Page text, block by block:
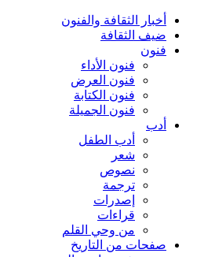
أخبار الثقافة والفنون
ضيف الثقافة
فنون
فنون الأداء
فنون العرض
فنون الكتابة
فنون الجميلة
أدب
أدب الطفل
شعر
نصوص
ترجمة
إصدرات
قراءات
من وحي القلم
صفحات من التاريخ